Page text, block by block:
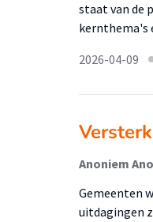
staat van de
kernthema's
2026-04-09
Anoniem
Gemeenten
uitdagingen